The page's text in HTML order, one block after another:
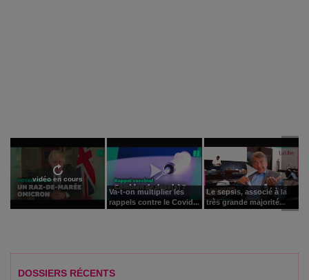
vidéo en cours
Va-t-on multiplier les
rappels contre le Covid...
Le sepsis, associé à la
très grande majorité...
DOSSIERS RÉCENTS